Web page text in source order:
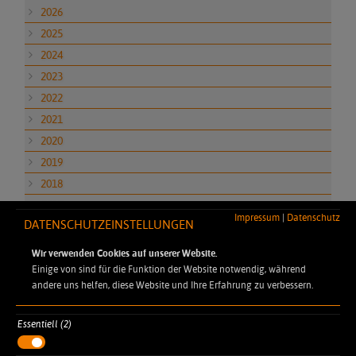
Impressum | Datenschutz
DATENSCHUTZEINSTELLUNGEN
Wir verwenden Cookies auf unserer Website.
Einige von sind für die Funktion der Website notwendig, während
andere uns helfen, diese Website und Ihre Erfahrung zu verbessern.
Essentiell (2)
2026
2025
2024
2023
2022
2021
2020
2019
2018
2017
2016
2015